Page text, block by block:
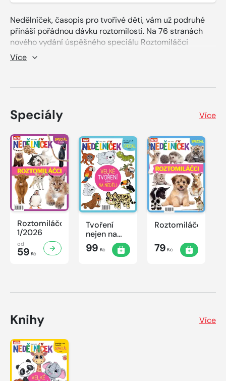
Nedělníček, časopis pro tvořivé děti, vám už podruhé
přináší pořádnou dávku roztomilosti. Na 76 stranách
nového vydání úspěšného speciálu Roztomiláčci
najdete oblíbené i méně známé roztomilé zvířecí
miláčky. Krásné fotografie mláďátek domácích i
říkankami a pohádkami. Součástí speciálu jsou také
vystřihovánky a omalovánky, které jsou umístěny na
tvrdém papíru uvnitř časopisu.
Více
Speciály Více
Roztomiláčci
1/2026
od
59 Kč
Tvoření
nejen na
neděli
99 Kč
Roztomiláčci
79 Kč
Knihy Více